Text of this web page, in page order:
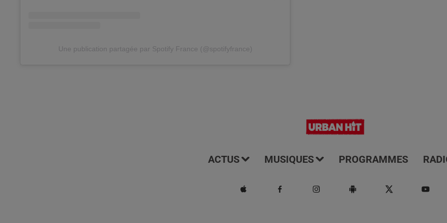
Une publication partagée par Spotify France (@spotifyfrance)
ACTUS MUSIQUES PROGRAMMES